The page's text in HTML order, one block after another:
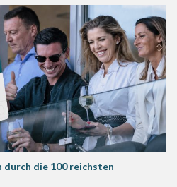
durch die 100 reichsten